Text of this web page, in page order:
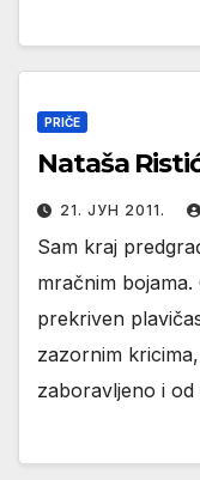
PRIČE
Nataša
21. ЈУН 2011.
Sam kraj
mračnim
prekriven
zazornim
zaboravljeno i